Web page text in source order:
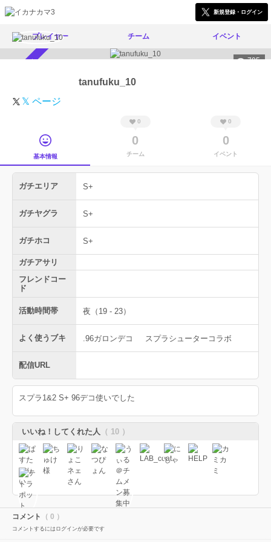
新規登録・ログイン
プレイヤー チーム イベント
795
tanufuku_10
𝕏 ページ
基本情報
0
0
チーム
0
0
イベント
ガチエリア S+
ガチヤグラ S+
ガチホコ S+
ガチアサリ
フレンドコー
ド
活動時間帯 夜（19 - 23）
よく使うブキ .96ガロンデコ スプラシューターコラボ
配信URL
スプラ1&2 S+ 96デコ使いでした
いいね！してくれた人 （ 10 ）
コメント （ 0 ）
コメントするにはログインが必要です